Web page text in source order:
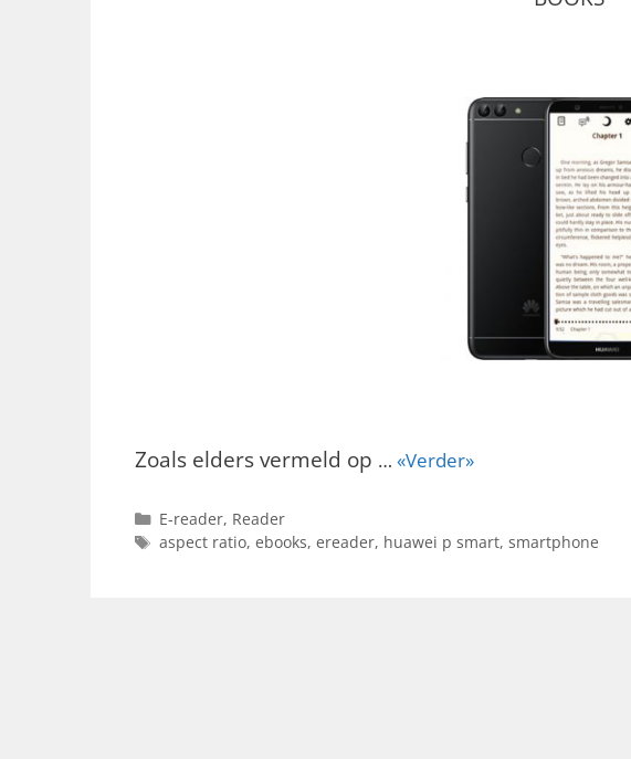
Zoals elders vermeld op … «Verder»
Categorieën
E-reader, Reader
Tags
aspect ratio, ebooks, ereader, huawei p smart, smartphone